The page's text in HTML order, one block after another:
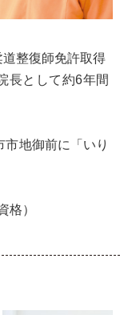
道整復師免許取得
長として約6年間
市地御前に「いり
格）